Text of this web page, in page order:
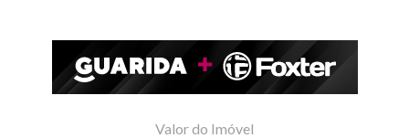
Valor do Imóvel